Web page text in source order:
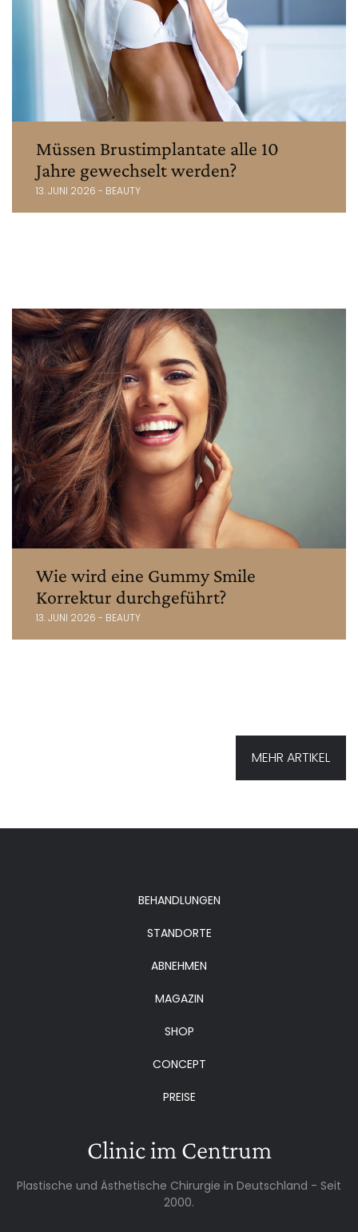
Müssen Brustimplantate alle 10
Jahre gewechselt werden?
13. JUNI 2026 - BEAUTY
Wie wird eine Gummy Smile
Korrektur durchgeführt?
13. JUNI 2026 - BEAUTY
MEHR ARTIKEL
BEHANDLUNGEN
STANDORTE
ABNEHMEN
MAGAZIN
SHOP
CONCEPT
PREISE
Clinic im Centrum
Plastische und Ästhetische Chirurgie in Deutschland - Seit
2000.